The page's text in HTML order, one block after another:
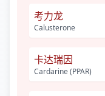
考力龙
Calusterone
卡达瑞因
Cardarine (PPAR)